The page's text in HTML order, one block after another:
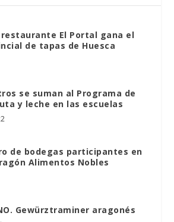
restaurante El Portal gana el
de tapas de Huesca
se suman al Programa de
y leche en las escuelas
de bodegas participantes en
Alimentos Nobles
Gewürztraminer aragonés